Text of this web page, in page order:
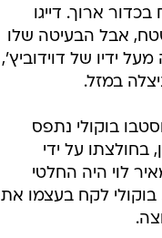
בכדור ארוך. דייגו
אבל הבעיטה שלו
ידיו של דוידוביץ',
במזל.
גוסטבו בוקולי נתפס
על ידי
לוי היה החלטי
בוקולי לקח בעצמו את